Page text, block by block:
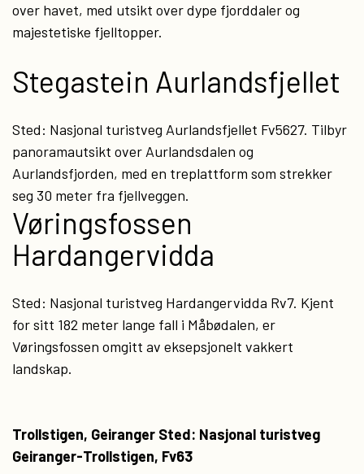
over havet, med utsikt over dype fjorddaler og
majestetiske fjelltopper.
Stegastein Aurlandsfjellet
Sted: Nasjonal turistveg Aurlandsfjellet Fv5627. Tilbyr
panoramautsikt over Aurlandsdalen og
Aurlandsfjorden, med en treplattform som strekker
seg 30 meter fra fjellveggen.
Vøringsfossen
Hardangervidda
Sted: Nasjonal turistveg Hardangervidda Rv7. Kjent
for sitt 182 meter lange fall i Måbødalen, er
Vøringsfossen omgitt av eksepsjonelt vakkert
landskap.
Trollstigen, Geiranger Sted: Nasjonal turistveg
Geiranger-Trollstigen, Fv63